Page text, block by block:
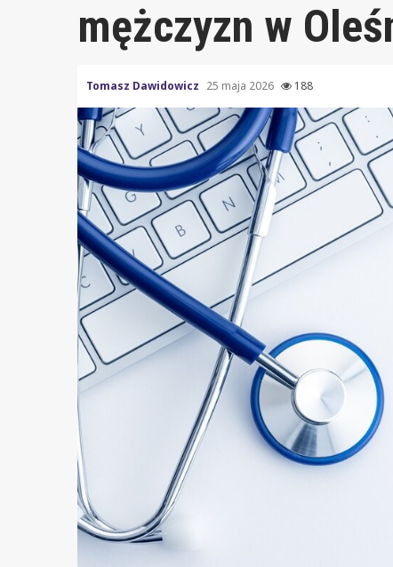
mężczyzn w
Tomasz Dawidowicz 25 maja 2026 188